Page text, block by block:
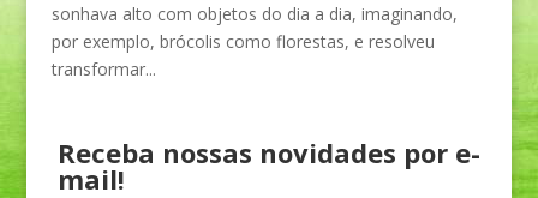
sonhava alto com objetos do dia a dia, imaginando,
por exemplo, brócolis como florestas, e resolveu
transformar...
Receba nossas novidades por e-
mail!